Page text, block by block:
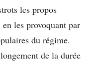
les propos
les provoquant par
du régime.
de la durée